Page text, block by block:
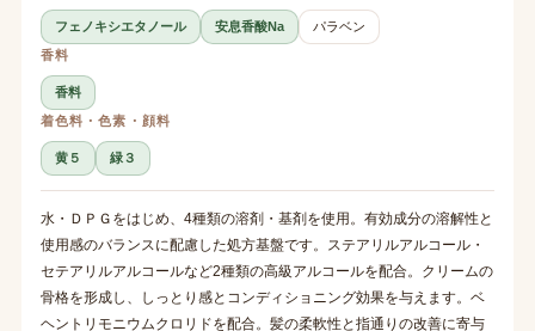
フェノキシエタノール 安息香酸Na
パラベン
香料
香料
着色料・色素・顔料
黄５ 緑３
水・ＤＰＧをはじめ、4種類の溶剤・基剤を使用。有効成分の溶解性と
使用感のバランスに配慮した処方基盤です。ステアリルアルコール・
セテアリルアルコールなど2種類の高級アルコールを配合。クリームの
骨格を形成し、しっとり感とコンディショニング効果を与えます。ベ
ヘントリモニウムクロリドを配合。髪の柔軟性と指通りの改善に寄与